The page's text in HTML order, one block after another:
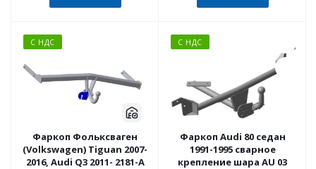
С НДС
Фаркоп Фольксваген
(Volkswagen) Tiguan 2007-
2016, Audi Q3 2011- 2181-A
С НДС
Фаркоп Audi 80 седан
1991-1995 сварное
крепление шара AU 03